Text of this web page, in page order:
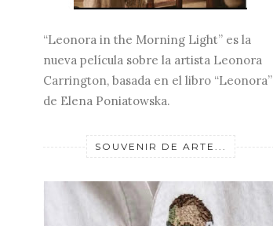
“Leonora in the Morning Light” es la
nueva película sobre la artista Leonora
Carrington, basada en el libro “Leonora”
de Elena Poniatowska.
SOUVENIR DE ARTE...